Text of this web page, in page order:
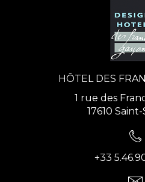
HÔTEL DES
1 rue des
17610
+33